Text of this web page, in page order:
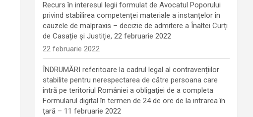
Recurs în interesul legii formulat de Avocatul Poporului
privind stabilirea competenței materiale a instanțelor în
cauzele de malpraxis – decizie de admitere a Înaltei Curți
de Casație și Justiție, 22 februarie 2022
22 februarie 2022
ÎNDRUMĂRI referitoare la cadrul legal al contravențiilor
stabilite pentru nerespectarea de către persoana care
intră pe teritoriul României a obligaţiei de a completa
Formularul digital în termen de 24 de ore de la intrarea în
ţară – 11 februarie 2022